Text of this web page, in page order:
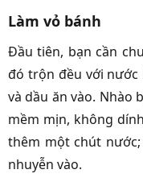
Làm vỏ bánh
Đầu tiên, bạn cần
đó trộn đều với nước
và dầu ăn vào. Nhào
mềm mịn, không
thêm một chút
nhuyễn vào.